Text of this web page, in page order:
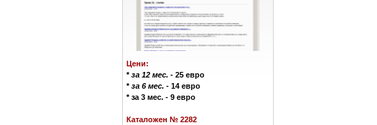
Цени:
*за 12 мес. - 25 евро
*за 6 мес. - 14 евро
* за 3 мес. - 9 евро
Каталожен № 2282